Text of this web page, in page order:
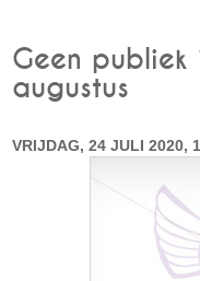
Geen publiek
augustus
VRIJDAG, 24 JULI 2020,